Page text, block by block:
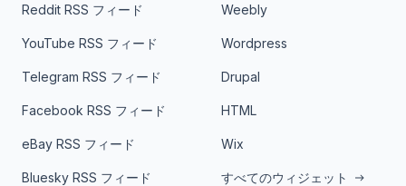
Reddit RSS フィード
YouTube RSS フィード
Telegram RSS フィード
Facebook RSS フィード
eBay RSS フィード
Bluesky RSS フィード
Weebly
Wordpress
Drupal
HTML
Wix
すべてのウィジェット